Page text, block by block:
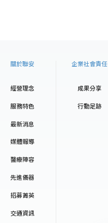
關於聯安
經營理念
服務特色
最新消息
媒體報導
醫療陣容
先進儀器
招募菁英
交通資訊
企業社會責任
成果分享
行動足跡